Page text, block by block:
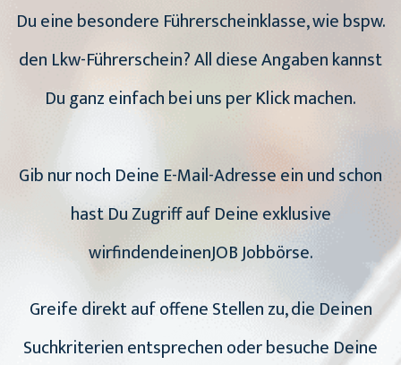
Du eine besondere Führerscheinklasse, wie bspw.
den Lkw-Führerschein? All diese Angaben kannst
Du ganz einfach bei uns per Klick machen.
Gib nur noch Deine E-Mail-Adresse ein und schon
hast Du Zugriff auf Deine exklusive
wirfindendeinenJOB Jobbörse.
Greife direkt auf offene Stellen zu, die Deinen
Suchkriterien entsprechen oder besuche Deine